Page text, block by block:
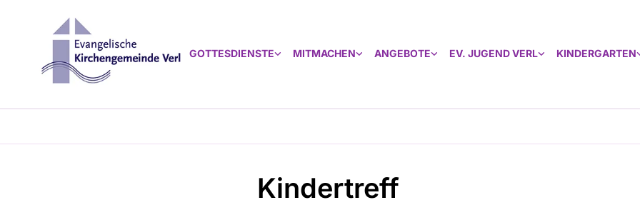
GOTTESDIENSTE MITMACHEN ANGEBOTE EV. JUGEND VERL KINDERGARTEN
Kindertreff